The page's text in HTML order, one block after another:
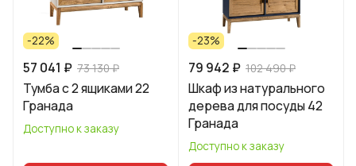
-22%
57 041 ₽ 73 130 ₽
Тумба с 2 ящиками 22
Гранада
Доступно к заказу
-23%
79 942 ₽ 102 490 ₽
Шкаф из натурального
дерева для посуды 42
Гранада
Доступно к заказу